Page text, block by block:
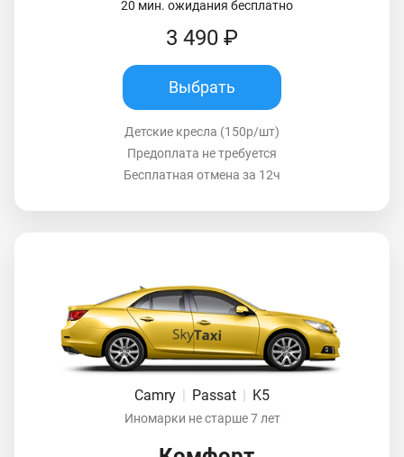
20 мин. ожидания бесплатно
3 490 ₽
Выбрать
Детские кресла (150р/шт)
Предоплата не требуется
Бесплатная отмена за 12ч
Camry Passat K5
Иномарки не старше 7 лет